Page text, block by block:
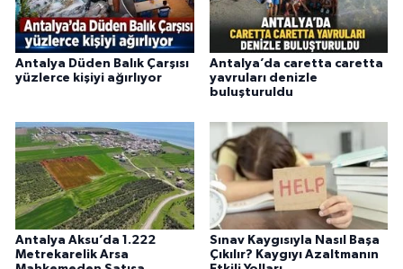
Antalya Düden Balık Çarşısı
yüzlerce kişiyi ağırlıyor
Antalya’da caretta caretta
yavruları denizle
buluşturuldu
Antalya Aksu’da 1.222
Metrekarelik Arsa
Sınav Kaygısıyla Nasıl Başa
Çıkılır? Kaygıyı Azaltmanın